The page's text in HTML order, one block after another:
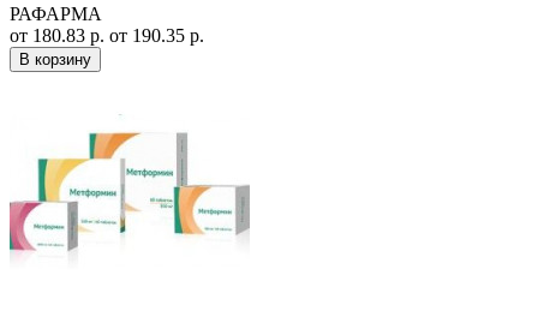
РАФАРМА
от 180.83 р. от 190.35 р.
В корзину